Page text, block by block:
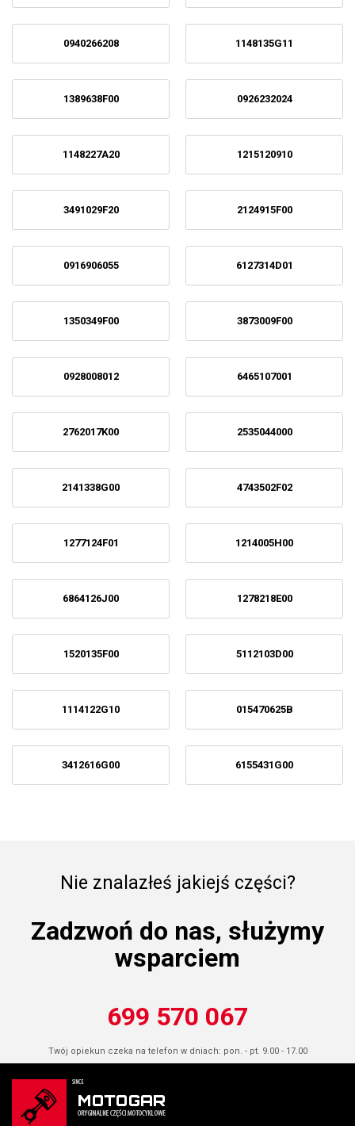
0940266208 1148135G11
1389638F00 0926232024
1148227A20 1215120910
3491029F20 2124915F00
0916906055 6127314D01
1350349F00 3873009F00
0928008012 6465107001
2762017K00 2535044000
2141338G00 4743502F02
1277124F01 1214005H00
6864126J00 1278218E00
1520135F00 5112103D00
1114122G10 015470625B
3412616G00 6155431G00
Nie znalazłeś jakiejś części?
Zadzwoń do nas, służymy
wsparciem
699 570 067
Twój opiekun czeka na telefon w dniach: pon. - pt. 9.00 - 17.00